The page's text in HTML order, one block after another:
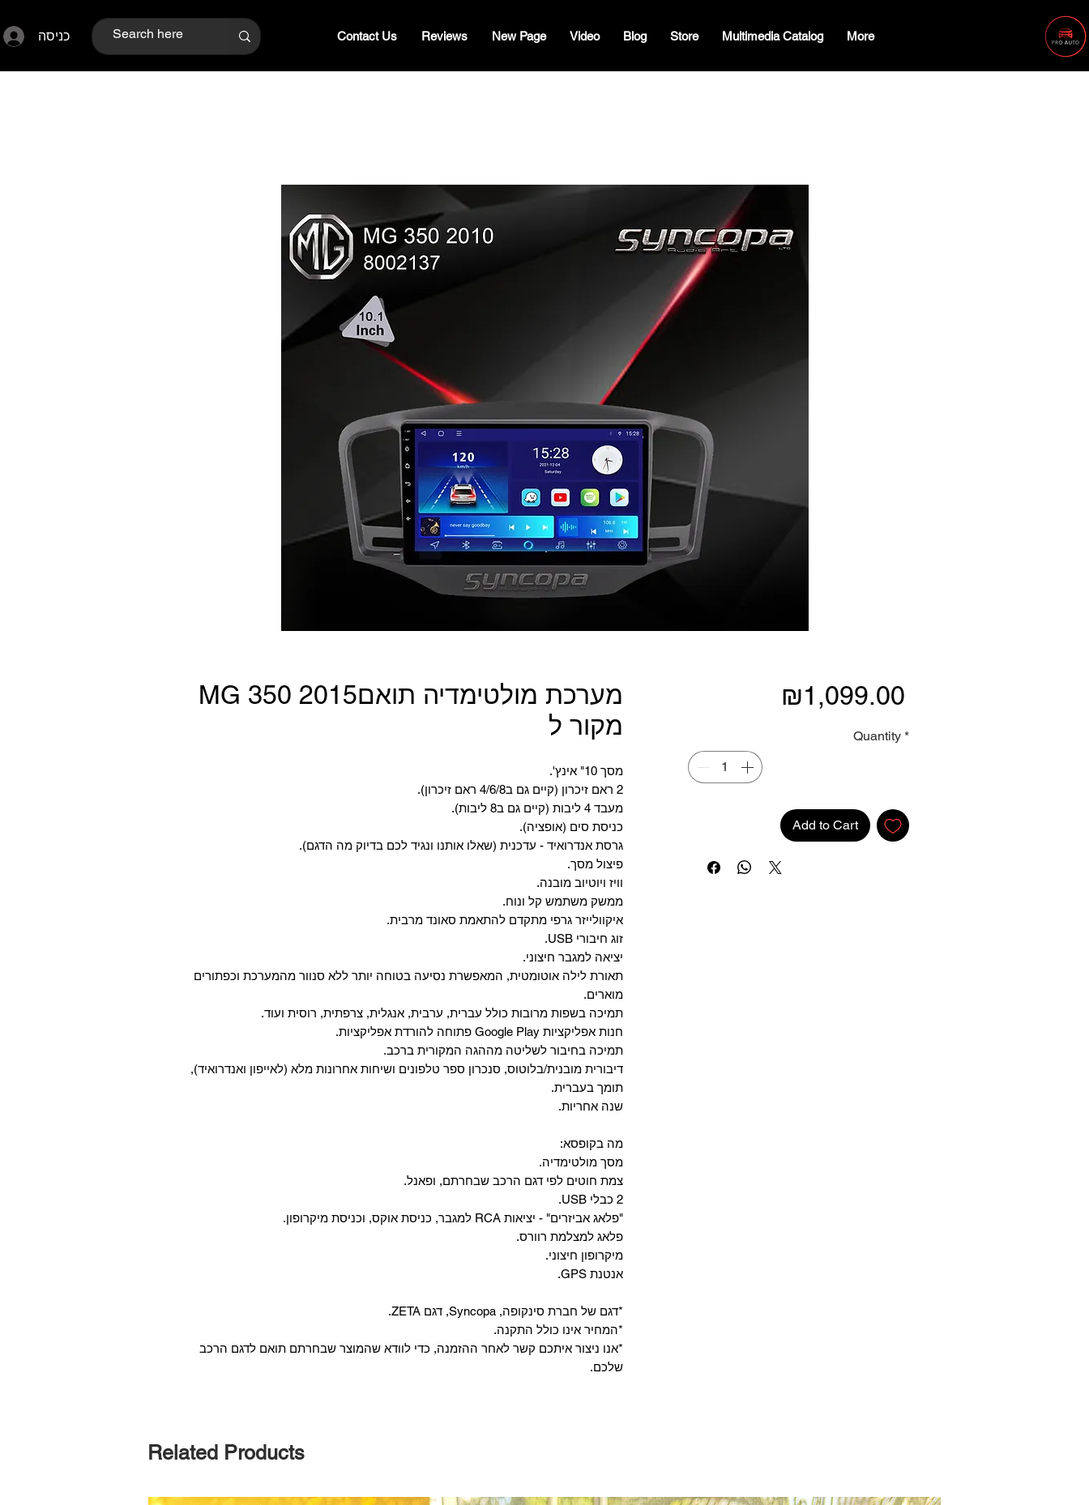
כניסה Contact Us Reviews New Page Video Blog Store Multimedia Catalog More
MG 350 2015מערכת מולטימדיה תואם
מקור ל
מסך 10" אינץ'.
2 ראם זיכרון (קיים גם ב4/6/8 ראם זיכרון).
מעבד 4 ליבות (קיים גם ב8 ליבות).
כניסת סים (אופציה).
גרסת אנדרואיד - עדכנית (שאלו אותנו ונגיד לכם בדיוק מה הדגם).
פיצול מסך.
וויז ויוטיוב מובנה.
ממשק משתמש קל ונוח.
איקוולייזר גרפי מתקדם להתאמת סאונד מרבית.
זוג חיבורי USB.
יציאה למגבר חיצוני.
תאורת לילה אוטומטית, המאפשרת נסיעה בטוחה יותר ללא סנוור מהמערכת וכפתורים
מוארים.
תמיכה בשפות מרובות כולל עברית, ערבית, אנגלית, צרפתית, רוסית ועוד.
‏חנות אפליקציות Google Play פתוחה להורדת אפליקציות.
‏תמיכה בחיבור לשליטה מההגה המקורית ברכב.
‏דיבורית מובנית/בלוטוס, ‏סנכרון ספר טלפונים ושיחות אחרונות מלא (לאייפון ואנדרואיד),
תומך בעברית.
שנה אחריות.
מה בקופסא:
מסך מולטימדיה.
צמת חוטים לפי דגם הרכב שבחרתם, ופאנל.
2 כבלי USB.
"פלאג אביזרים" - יציאות RCA למגבר, כניסת אוקס, וכניסת מיקרופון.
פלאג למצלמת רוורס.
מיקרופון חיצוני.
אנטנת GPS.
*דגם של חברת סינקופה, Syncopa, דגם ZETA.
*המחיר אינו כולל התקנה.
*אנו ניצור איתכם קשר לאחר ההזמנה, כדי לוודא שהמוצר שבחרתם תואם לדגם הרכב
שלכם.
₪1,099.00
Quantity *
Add to Cart
Related Products